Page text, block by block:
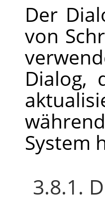
Der
von
Dialog,
System
3.8.1.